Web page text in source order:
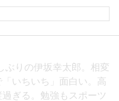
の伊坂幸太郎。相変
いちいち」面白い。高
ぎる。勉強もスポーツ